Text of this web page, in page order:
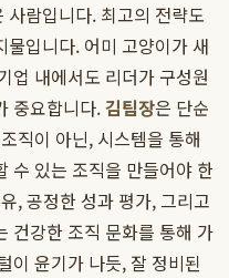
람입니다. 최고의 전략도
입니다. 어미 고양이가 새
업 내에서도 리더가 구성원
중요합니다.김팀장은 단순
직이 아닌, 시스템을 통해
수 있는 조직을 만들어야 한
, 공정한 성과 평가, 그리고
건강한 조직 문화를 통해 가
이 윤기가 나듯, 잘 정비된